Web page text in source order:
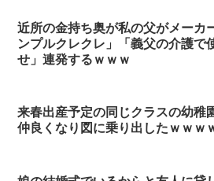
近所の金持ち奥が私の父がメーカ
ンプルクレクレ」「義父の介護で
せ」連発するｗｗｗ
来春出産予定の同じクラスの幼稚
仲良くなり図に乗り出したｗｗｗ